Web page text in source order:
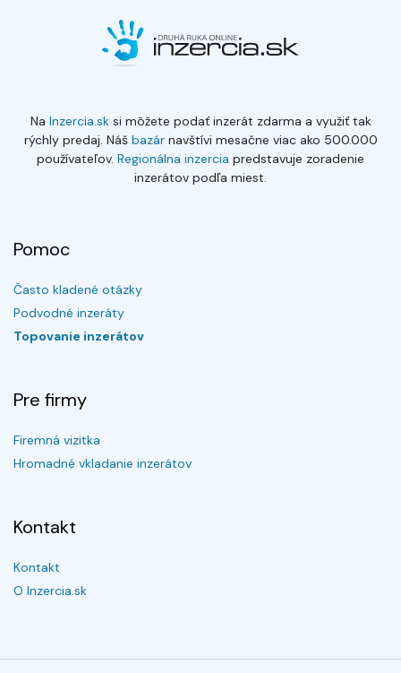
Na Inzercia.sksi môžete podať inzerát zdarma a využiť tak
rýchly predaj. Náš bazárnavštívi mesačne viac ako 500.000
používateľov. Regionálna inzercia predstavuje zoradenie
inzerátov podľa miest.
Pomoc
Často kladené otázky
Podvodné inzeráty
Topovanie inzerátov
Pre firmy
Firemná vizitka
Hromadné vkladanie inzerátov
Kontakt
Kontakt
O Inzercia.sk